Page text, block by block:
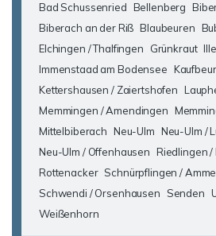
Bad Schussenried Bellenberg
Biberach an der Riß Blaubeuren
Elchingen / Thalfingen
Grünkraut
Immenstaad am Bodensee
Kettershausen / Zaiertshofen
Memmingen / Amendingen
Mittelbiberach Neu-Ulm Neu-Ulm /
Neu-Ulm / Offenhausen Riedlingen /
Rottenacker Schnürpflingen /
Schwendi / Orsenhausen
Senden
Weißenhorn